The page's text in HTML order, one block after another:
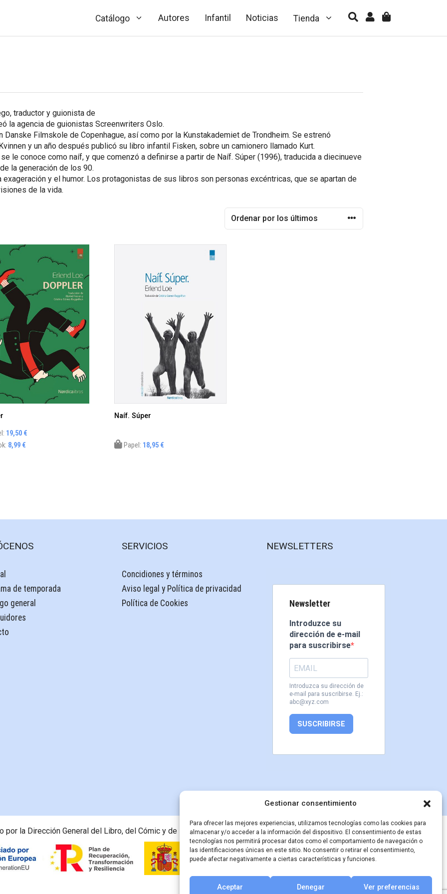
Gestionar consentimiento
Para ofrecer las mejores experiencias, utilizamos tecnologías como las cookies para
almacenar y/o acceder a la información del dispositivo. El consentimiento de estas
tecnologías nos permitirá procesar datos como el comportamiento de navegación o
las identificaciones únicas en este sitio. No consentir o retirar el consentimiento,
puede afectar negativamente a ciertas características y funciones.
Aceptar Denegar Ver preferencias
Catálogo Autores Infantil Noticias Tienda
traductor y guionista de
la agencia de guionistas Screenwriters Oslo.
Filmskole de Copenhague, así como por la Kunstakademiet de Trondheim. Se estrenó
y un año después publicó su libro infantil Fisken, sobre un camionero llamado Kurt.
le conoce como naíf, y que comenzó a definirse a partir de Naíf. Súper (1996), traducida a diecinueve
la generación de los 90.
y el humor. Los protagonistas de sus libros son personas excéntricas, que se apartan de
de la vida.
19,50 €
8,99 €
Naíf. Súper
Papel: 18,95 €
de temporada
general
SERVICIOS
Concidiones y términos
Aviso legal y Política de privacidad
Política de Cookies
NEWSLETTERS
Newsletter
Introduzce su
dirección de e-mail
para suscribirse
Introduzca su dirección de
e-mail para suscribirse. Ej.:
abc@xyz.com
SUSCRIBIRSE
por la Dirección General del Libro, del Cómic y de la Lectura, Ministerio de Cultura